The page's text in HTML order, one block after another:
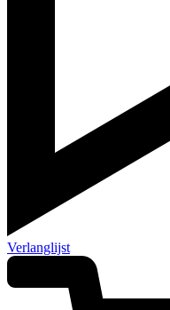
Verlanglijst